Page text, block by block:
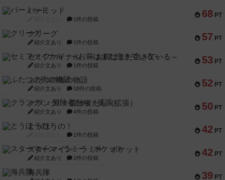
68 PT
パーミッド
1件の投稿
57 PT
クリーグ
紹介文あり 1件の投稿
53 PT
セミファイナル ～お前はまだ生きている～
紹介文あり 1件の投稿
52 PT
ふたつの街の物語
紹介文あり 18件の投稿
50 PT
クランク! ：冒険者たち（拡張）
紹介文あり 4件の投稿
42 PT
とうほうの！
1件の投稿
42 PT
スターマイン・ラミー ポケット
紹介文あり 2件の投稿
39 PT
海兵隊